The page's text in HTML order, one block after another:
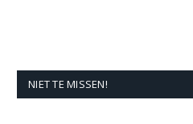
NIET TE MISSEN!